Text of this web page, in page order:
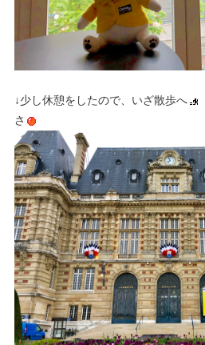
↓少し休憩をしたので、いざ散歩へ
さ